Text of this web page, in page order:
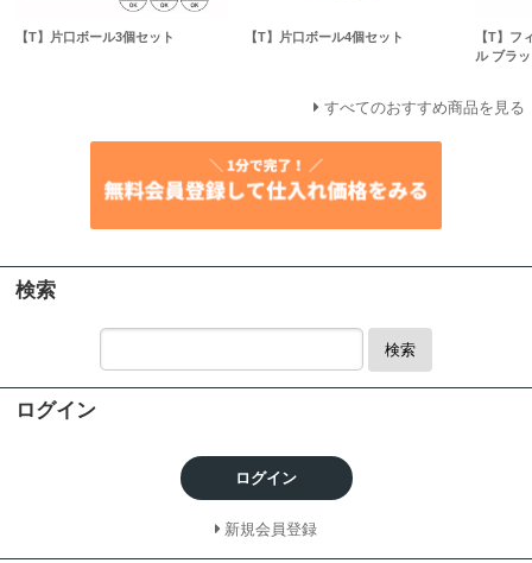
【T】片口ボール3個セット 【T】片口ボール4個セット
【T】フ
ル ブラ
すべてのおすすめ商品を見る
検索
検索
ログイン
ログイン
新規会員登録